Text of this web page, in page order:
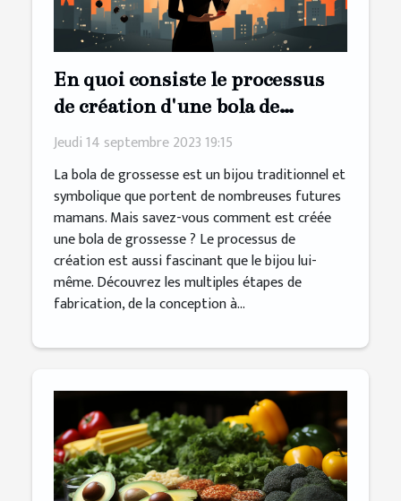
En quoi consiste le processus
de création d'une bola de
grossesse
Jeudi 14 septembre 2023 19:15
La bola de grossesse est un bijou traditionnel et
symbolique que portent de nombreuses futures
mamans. Mais savez-vous comment est créée
une bola de grossesse ? Le processus de
création est aussi fascinant que le bijou lui-
même. Découvrez les multiples étapes de
fabrication, de la conception à...